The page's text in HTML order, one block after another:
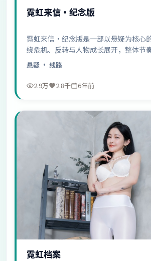
霓虹来信·纪念版
霓虹来信·纪念版是一部以悬疑为核心
绕危机、反转与人物成长展开，整体节
荐观看。
悬疑 · 线路
2.9万 2.8千 6年前
霓虹档案